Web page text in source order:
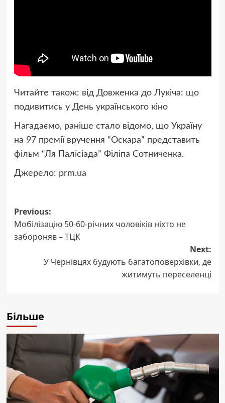
Читайте також: від Довженка до Лукіча: що
подивитись у День українського кіно
Нагадаємо, раніше стало відомо, що Україну
на 97 премії вручення “Оскара” представить
фільм “Ля Палісіада” Філіпа Сотниченка.
Джерело: prm.ua
Post
navigation
Previous:
Мобілізацію 50-60-річних чоловіків ніхто не
забороняв – ТЦК
Next:
У Чернівцях будують багатоповерхівки, де
житимуть переселенці
Більше